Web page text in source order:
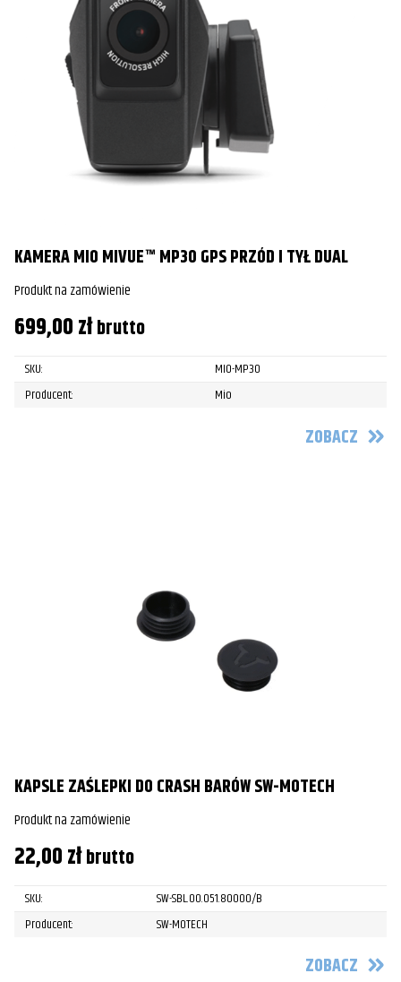
KAMERA MIO MIVUE™ MP30 GPS PRZÓD I TYŁ DUAL
Produkt na zamówienie
699,00złbrutto
SKU:
MIO-MP30
Producent:
Mio
ZOBACZ
KAPSLE ZAŚLEPKI DO CRASH BARÓW SW-MOTECH
Produkt na zamówienie
22,00złbrutto
SKU:
SW-SBL.00.051.80000/B
Producent:
SW-MOTECH
ZOBACZ